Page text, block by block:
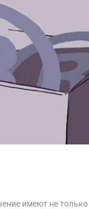
имеют не только